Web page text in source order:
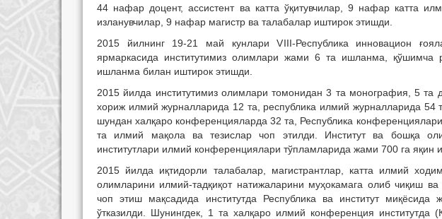
44 нафар доцент, ассистент ва катта ўқитувчилар, 9 нафар катта
изланувчилар, 9 нафар магистр ва талабалар иштирок этишди.
2015 йилнинг 19-21 май кунлари VIII-Республика инновацион
ярмаркасида институтимиз олимлари жами 6 та ишланма,
ишланма билан иштирок этишди.
2015 йилда институтимиз олимлари томонидан 3 та монография, 5 та
хориж илмий журналларида 12 та, республика илмий журналларида
шундан халқаро конференцияларда 32 та, Республика
та илмий мақола ва тезислар чоп этилди. Институт ва бошқа
институтлари илмий конференциялари тўпламларида жами 700 га яқин
2015 йилда иқтидорли талабалар, магистрантлар, катта илмий
олимларини илмий-тадқиқот натижаларини муҳокамага олиб чиқиш
чоп этиш мақсадида институтда Республика ва институт
ўтказилди. Шунингдек, 1 та халқаро илмий конференция институтда